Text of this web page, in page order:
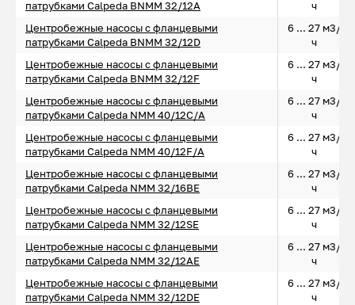
патрубками Calpeda BNMM 32/12A
ч
Центробежные насосы с фланцевыми
патрубками Calpeda BNMM 32/12D
6 ... 27 м3/
ч
Центробежные насосы с фланцевыми
патрубками Calpeda BNMM 32/12F
6 ... 27 м3/
ч
Центробежные насосы с фланцевыми
патрубками Calpeda NMM 40/12C/A
6 ... 27 м3/
ч
Центробежные насосы с фланцевыми
патрубками Calpeda NMM 40/12F/A
6 ... 27 м3/
ч
Центробежные насосы с фланцевыми
патрубками Calpeda NMM 32/16BE
6 ... 27 м3/
ч
Центробежные насосы с фланцевыми
патрубками Calpeda NMM 32/12SE
6 ... 27 м3/
ч
Центробежные насосы с фланцевыми
патрубками Calpeda NMM 32/12AE
6 ... 27 м3/
ч
Центробежные насосы с фланцевыми
патрубками Calpeda NMM 32/12DE
6 ... 27 м3/
ч